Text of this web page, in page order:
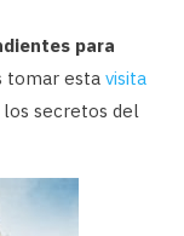
para
tomar esta visita
secretos del